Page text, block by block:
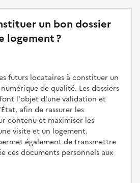
un bon dossier
logement ?
futurs locataires à constituer un
de qualité. Les dossiers
l'objet d'une validation et
afin de rassurer les
contenu et maximiser les
visite et un logement.
également de transmettre
ces documents personnels aux